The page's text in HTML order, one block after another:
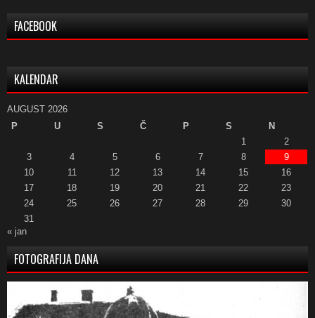
FACEBOOK
KALENDAR
AUGUST 2026
P
U S Č P S
N
1
2
3
4 5 6 7 8
9
10
11 12 13 14 15
16
17
18 19 20 21 22
23
24
25 26 27 28 29
30
31
« jan
FOTOGRAFIJA DANA